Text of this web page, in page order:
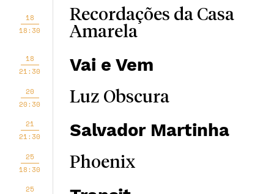
18
18:30
Recordações da Casa
Amarela
18
21:30
Vai e Vem
20
20:30
Luz Obscura
21
21:30
Salvador Martinha
25
18:30
Phoenix
25